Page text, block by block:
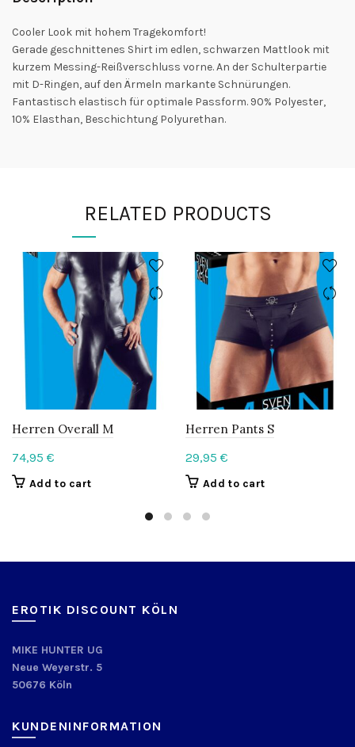
Cooler Look mit hohem Tragekomfort!
Gerade geschnittenes Shirt im edlen, schwarzen Mattlook mit
kurzem Messing-Reißverschluss vorne. An der Schulterpartie
mit D-Ringen, auf den Ärmeln markante Schnürungen.
Fantastisch elastisch für optimale Passform. 90% Polyester,
10% Elasthan, Beschichtung Polyurethan.
RELATED PRODUCTS
Herren Overall M
74,95 €
Add to cart
Herren Pants S
29,95 €
Add to cart
EROTIK DISCOUNT KÖLN
MIKE HUNTER UG
Neue Weyerstr. 5
50676 Köln
KUNDENINFORMATION